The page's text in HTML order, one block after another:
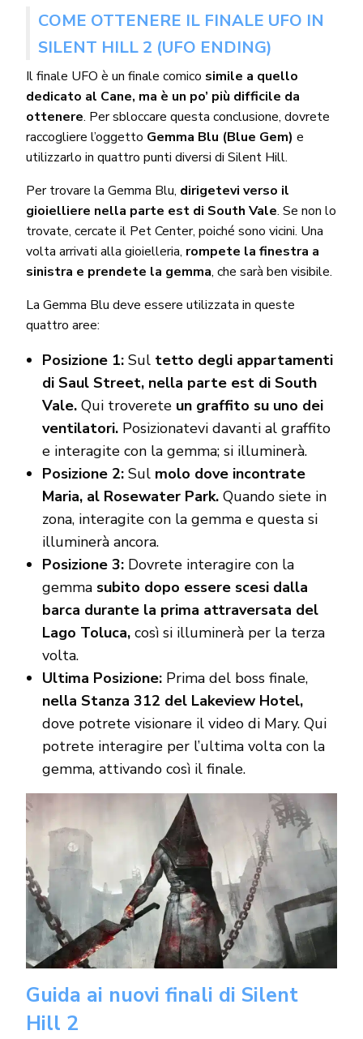
COME OTTENERE IL FINALE UFO IN
SILENT HILL 2 (UFO ENDING)
Il finale UFO è un finale comico simile a quello
dedicato al Cane, ma è un po’ più difficile da
ottenere. Per sbloccare questa conclusione, dovrete
raccogliere l’oggetto Gemma Blu (Blue Gem) e
utilizzarlo in quattro punti diversi di Silent Hill.
Per trovare la Gemma Blu, dirigetevi verso il
gioielliere nella parte est di South Vale. Se non lo
trovate, cercate il Pet Center, poiché sono vicini. Una
volta arrivati alla gioielleria, rompete la finestra a
sinistra e prendete la gemma, che sarà ben visibile.
La Gemma Blu deve essere utilizzata in queste
quattro aree:
Posizione 1:Sul tetto degli appartamenti
di Saul Street, nella parte est di South
Vale.Qui troverete un graffito su uno dei
ventilatori.Posizionatevi davanti al graffito
e interagite con la gemma; si illuminerà.
Posizione 2:Sul molo dove incontrate
Maria, al Rosewater Park.Quando siete in
zona, interagite con la gemma e questa si
illuminerà ancora.
Posizione 3:Dovrete interagire con la
gemma subito dopo essere scesi dalla
barca durante la prima attraversata del
Lago Toluca, così si illuminerà per la terza
volta.
Ultima Posizione:Prima del boss finale,
nella Stanza 312 del Lakeview Hotel,
dove potrete visionare il video di Mary. Qui
potrete interagire per l’ultima volta con la
gemma, attivando così il finale.
Guida ai nuovi finali di Silent
Hill 2